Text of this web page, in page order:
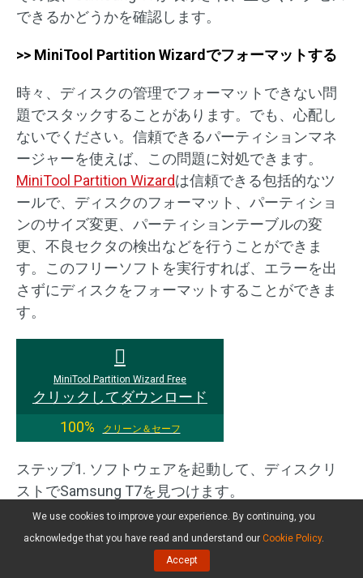
できるかどうかを確認します。
>> MiniTool Partition Wizardでフォーマットする
時々、ディスクの管理でフォーマットできない問
題でスタックすることがあります。でも、心配し
ないでください。信頼できるパーティションマネ
ージャーを使えば、この問題に対処できます。
MiniTool Partition Wizardは信頼できる包括的なツ
ールで、ディスクのフォーマット、パーティショ
ンのサイズ変更、パーティションテーブルの変
更、不良セクタの検出などを行うことができま
す。このフリーソフトを実行すれば、エラーを出
さずにディスクをフォーマットすることができま
す。
MiniTool Partition Wizard Free
クリックしてダウンロード
100%
クリーン＆セーフ
ステップ1. ソフトウェアを起動して、ディスクリ
ストでSamsung T7を見つけます。
パーティションフォーマット
We use cookies to improve your experience. By continuing, you
acknowledge that you have read and understand our Cookie Policy.
Accept